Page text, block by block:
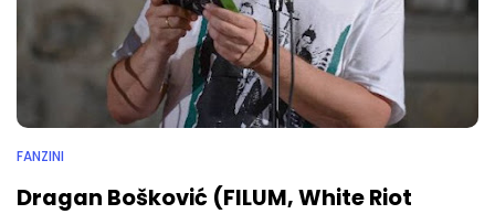
FANZINI
Dragan Bošković (FILUM, White Riot